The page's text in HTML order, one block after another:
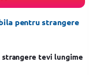
pentru strangere
tevi lungime